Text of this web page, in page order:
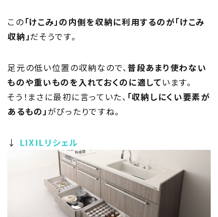
この 「けこみ」の内側を収納に利用するのが「けこみ
収納」だそうです。
足元の低い位置の収納なので、普段あまり使わない
ものや重いものを入れておくのに適して います。
そう！まさに最初に言っていた、 「収納しにくい要素が
あるもの」 がぴったりですね。
↓ LIXILリシェル